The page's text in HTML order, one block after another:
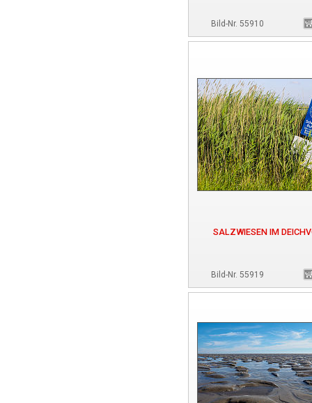
Bild-Nr. 55910
SALZWIESEN IM
Bild-Nr. 55919